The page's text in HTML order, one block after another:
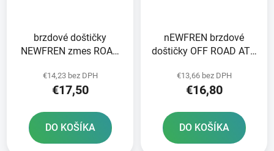
brzdové doštičky
NEWFREN zmes ROAD
v balení
€14,23 bez DPH
€17,50
DO KOŠÍKA
nEWFREN brzdové
doštičky OFF ROAD ATV
€13,66 bez DPH
€16,80
DO KOŠÍKA